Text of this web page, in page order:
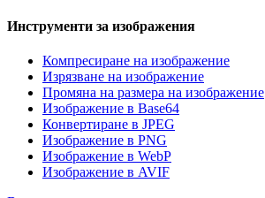
Инструменти за изображения
Компресиране на изображение
Изрязване на изображение
Промяна на размера на изображение
Изображение в Base64
Конвертиране в JPEG
Изображение в PNG
Изображение в WebP
Изображение в AVIF